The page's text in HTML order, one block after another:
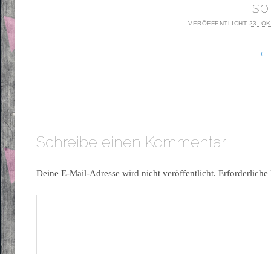
VERÖFFENTLICHT 23.
←
Schreibe einen Kommentar
Deine E-Mail-Adresse wird nicht veröffentlicht.